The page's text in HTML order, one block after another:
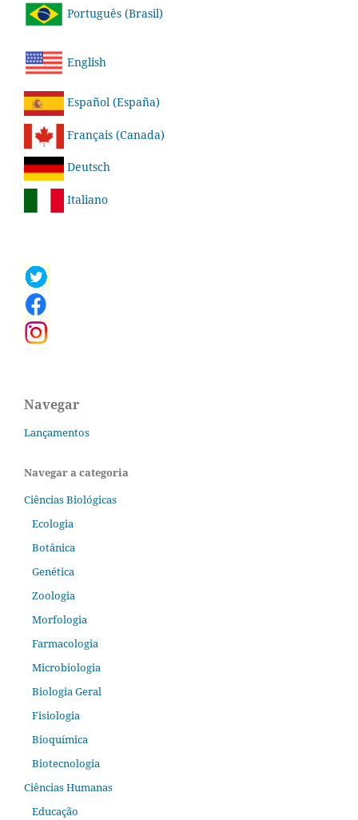
Português (Brasil)
English
Español (España)
Français (Canada)
Deutsch
Italiano
Navegar
Lançamentos
Navegar a categoria
Ciências Biológicas
Ecologia
Botânica
Genética
Zoologia
Morfologia
Farmacologia
Microbiologia
Biologia Geral
Fisiologia
Bioquímica
Biotecnologia
Ciências Humanas
Educação